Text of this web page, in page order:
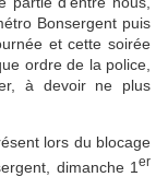
Bonsergent puis
et cette soirée
ordre de la police,
à devoir ne plus
lors du blocage
dimanche 1 er